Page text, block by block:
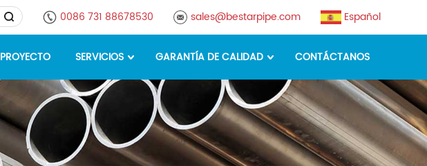
0086 731 88678530 sales@bestarpipe.com Español
PROYECTO SERVICIOS GARANTÍA DE CALIDAD CONTÁCTANOS